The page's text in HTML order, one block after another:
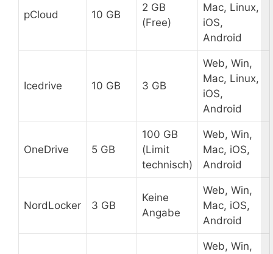
pCloud 10 GB
2 GB
(Free)
Mac, Linux,
iOS,
Android
Icedrive 10 GB 3 GB
Web, Win,
Mac, Linux,
iOS,
Android
OneDrive 5 GB
100 GB
(Limit
technisch)
Web, Win,
Mac, iOS,
Android
NordLocker 3 GB
Keine
Angabe
Web, Win,
Mac, iOS,
Android
Web, Win,